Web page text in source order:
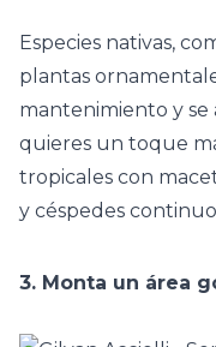
Especies nativas,
plantas
mantenimiento y se
quieres un toque
tropicales con
y céspedes
3. Monta un área